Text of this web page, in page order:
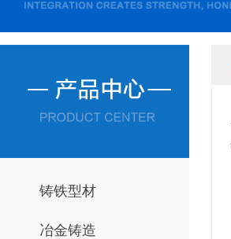
铸铁型材
冶金铸造